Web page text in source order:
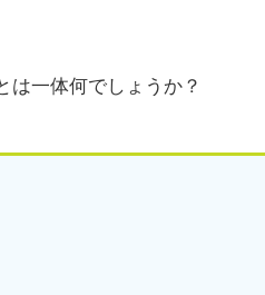
は一体何でしょうか？